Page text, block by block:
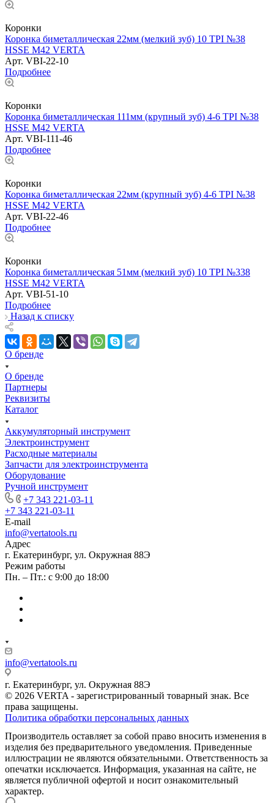
Коронки
Коронка биметаллическая 22мм (мелкий зуб) 10 TPI №38
HSSE М42 VERTA
Арт. VBI-22-10
Подробнее
Коронки
Коронка биметаллическая 111мм (крупный зуб) 4-6 TPI №38
HSSE М42 VERTA
Арт. VBI-111-46
Подробнее
Коронки
Коронка биметаллическая 22мм (крупный зуб) 4-6 TPI №38
HSSE М42 VERTA
Арт. VBI-22-46
Подробнее
Коронки
Коронка биметаллическая 51мм (мелкий зуб) 10 TPI №338
HSSE М42 VERTA
Арт. VBI-51-10
Подробнее
Назад к списку
О бренде
О бренде
Партнеры
Реквизиты
Каталог
Аккумуляторный инструмент
Электроинструмент
Расходные материалы
Запчасти для электроинструмента
Оборудование
Ручной инструмент
+7 343 221-03-11
+7 343 221-03-11
E-mail
info@vertatools.ru
Адрес
г. Екатеринбург, ул. Окружная 88Э
Режим работы
Пн. – Пт.: с 9:00 до 18:00
info@vertatools.ru
г. Екатеринбург, ул. Окружная 88Э
© 2026 VERTA - зарегистрированный товарный знак. Все
права защищены.
Политика обработки персональных данных
Производитель оставляет за собой право вносить изменения в
изделия без предварительного уведомления. Приведенные
иллюстрации не являются обязательными. Ответственность за
опечатки исключается. Информация, указанная на сайте, не
является публичной офертой и носит ознакомительный
характер.